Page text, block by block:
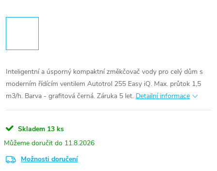
Inteligentní a úsporný kompaktní změkčovač vody pro celý dům s
moderním řídícím ventilem Autotrol 255 Easy iQ. Max. průtok 1,5
m3/h. Barva - grafitová černá. Záruka 5 let. Detailní informace
Skladem 13 ks
11.8.2026
Možnosti doručení